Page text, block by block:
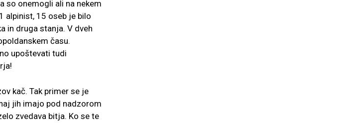
so onemogli ali na nekem
alpinist, 15 oseb je bilo
in druga stanja. V dveh
času.
upoštevati tudi
kač. Tak primer se je
jih imajo pod nadzorom
zvedava bitja. Ko se te